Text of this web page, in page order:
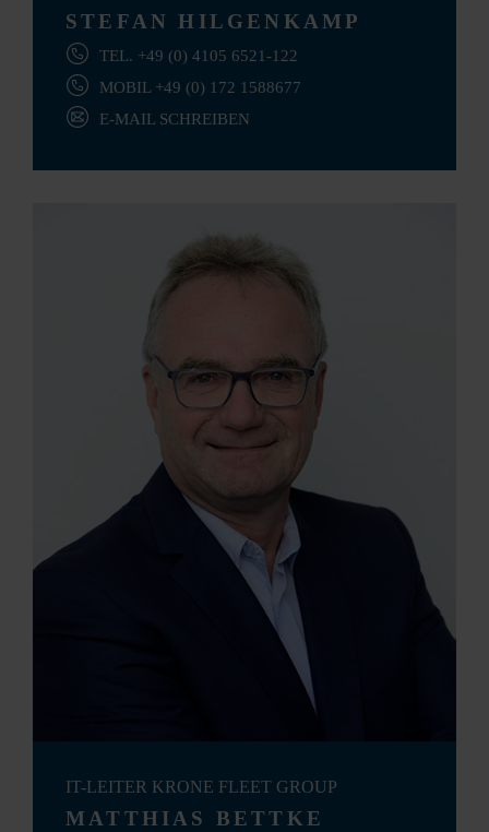
STEFAN HILGENKAMP
TEL. +49 (0) 4105 6521-122
MOBIL +49 (0) 172 1588677
E-MAIL SCHREIBEN
IT-LEITER KRONE FLEET GROUP
MATTHIAS BETTKE